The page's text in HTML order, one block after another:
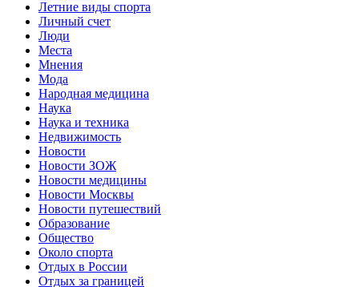
Летние виды спорта
Личный счет
Люди
Места
Мнения
Мода
Народная медицина
Наука
Наука и техника
Недвижимость
Новости
Новости ЗОЖ
Новости медицины
Новости Москвы
Новости путешествий
Образование
Общество
Около спорта
Отдых в России
Отдых за границей